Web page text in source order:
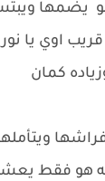
يضمها
اوي يا
كمان
به هو فقط